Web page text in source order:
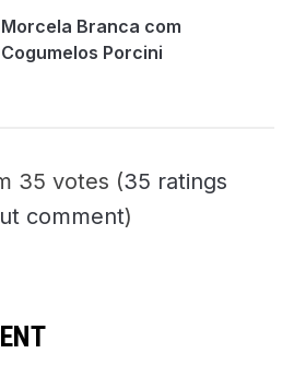
Morcela Branca com
Cogumelos Porcini
35 votes (35 ratings
comment)